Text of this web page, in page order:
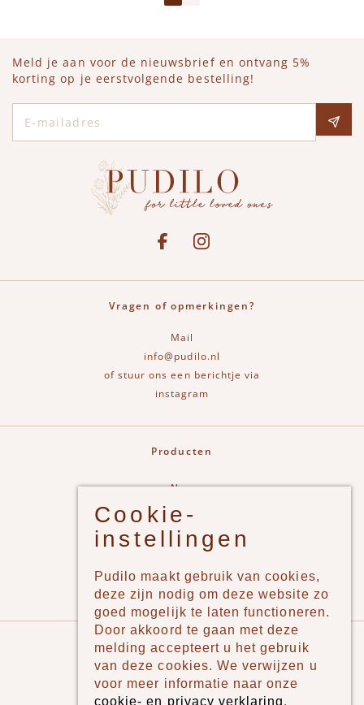
Meld je aan voor de nieuwsbrief en ontvang 5%
korting op je eerstvolgende bestelling!
See our FacebookBekijk onze Instagram pagina
Vragen of opmerkingen?
Mail
info@pudilo.nl
of stuur ons een berichtje via
instagram
Producten
New
Jongens
Meisjes
Merken
Pudilo
Over ons
Cookie-
instellingen
Pudilo maakt gebruik van cookies,
deze zijn nodig om deze website zo
goed mogelijk te laten functioneren.
Door akkoord te gaan met deze
melding accepteert u het gebruik
van deze cookies. We verwijzen u
voor meer informatie naar onze
cookie- en privacy verklaring.